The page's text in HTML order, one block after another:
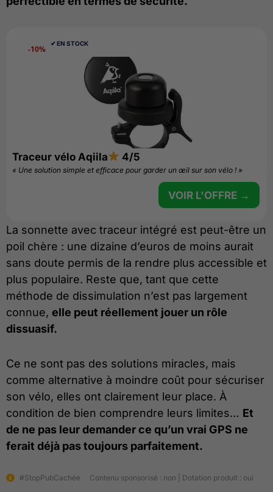
-10%
✔︎ EN STOCK
Traceur vélo Aqiila 4/5
« Une solution simple et efficace pour garder un œil sur son vélo ! »
VOIR L'OFFRE →
La sonnette avec traceur intégré est peut-être un
poil chère : une dizaine d’euros de moins aurait
sans doute permis de la rendre plus accessible et
plus populaire. Reste que, tant que cette
méthode de dissimulation n’est pas largement
connue, elle peut réellement jouer un rôle
dissuasif.
Ce ne sont pas des solutions miracles, mais
comme alternative à moindre coût pour sécuriser
son vélo, elles ont clairement leur place. À
condition de bien comprendre leurs limites… Et
de ne pas leur demander ce qu’un vrai GPS ne
ferait déjà pas toujours parfaitement.
#StopPubCachée Contenu sponsorisé : non | Dotation produit : oui